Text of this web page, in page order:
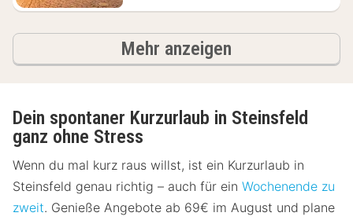
Mehr anzeigen
Dein spontaner Kurzurlaub in Steinsfeld
ganz ohne Stress
Wenn du mal kurz raus willst, ist ein Kurzurlaub in
Steinsfeld genau richtig – auch für ein Wochenende zu
zweit. Genieße Angebote ab 69€ im August und plane